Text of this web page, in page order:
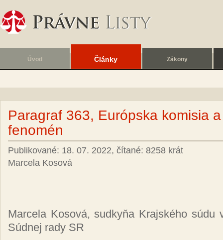
Úvod Články Zákony
Paragraf 363, Európska komisia
fenomén
Publikované: 18. 07. 2022, čítané: 8258 krát
Marcela Kosová
Marcela Kosová, sudkyňa Krajského súdu
Súdnej rady SR